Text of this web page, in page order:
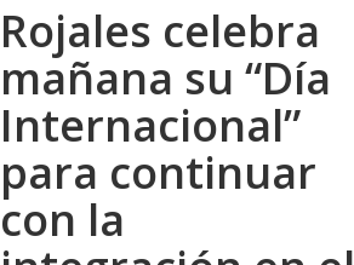
Rojales celebra
mañana su “Día
Internacional”
para continuar
con la